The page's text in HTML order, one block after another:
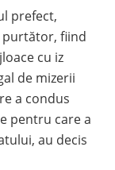
prefect,
purtător, fiind
cu iz
de mizerii
a condus
pentru care a
au decis